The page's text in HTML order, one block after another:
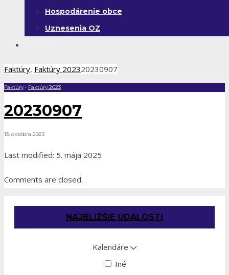
Hospodárenie obce
Uznesenia OZ
Faktúry, Faktúry 202320230907
Faktúry• Faktúry 2023
20230907
13. októbra 2023
Last modified: 5. mája 2025
Comments are closed.
NAJBLIŽŠIE UDALOSTI
Kalendáre
Iné